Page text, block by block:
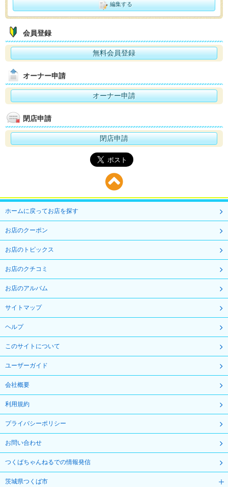
編集する
会員登録
無料会員登録
オーナー申請
オーナー申請
閉店申請
閉店申請
ホームに戻ってお店を探す
お店のクーポン
お店のトピックス
お店のクチコミ
お店のアルバム
サイトマップ
ヘルプ
このサイトについて
ユーザーガイド
会社概要
利用規約
プライバシーポリシー
お問い合わせ
つくばちゃんねるでの情報発信
茨城県つくば市